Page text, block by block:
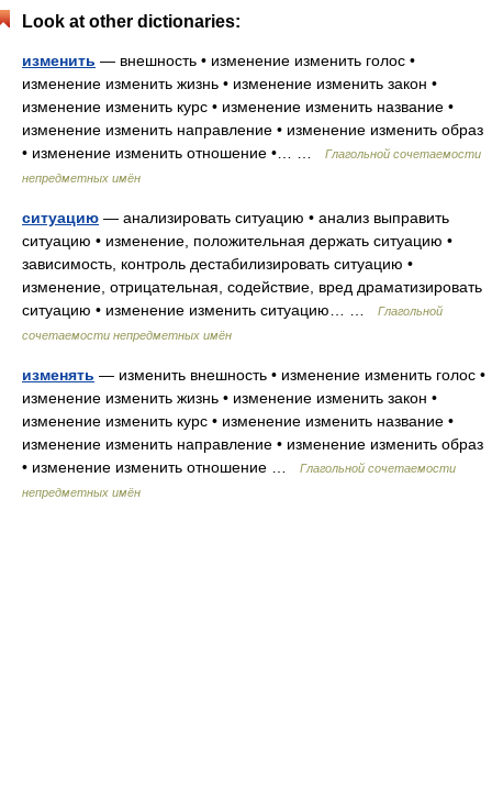
Look at other dictionaries:
изменить — внешность • изменение изменить голос •
изменение изменить жизнь • изменение изменить закон •
изменение изменить курс • изменение изменить название •
изменение изменить направление • изменение изменить образ
• изменение изменить отношение •… …
Глагольной сочетаемости
непредметных имён
ситуацию — анализировать ситуацию • анализ выправить
ситуацию • изменение, положительная держать ситуацию •
зависимость, контроль дестабилизировать ситуацию •
изменение, отрицательная, содействие, вред драматизировать
ситуацию • изменение изменить ситуацию… …
Глагольной
сочетаемости непредметных имён
изменять — изменить внешность • изменение изменить голос •
изменение изменить жизнь • изменение изменить закон •
изменение изменить курс • изменение изменить название •
изменение изменить направление • изменение изменить образ
• изменение изменить отношение …
Глагольной сочетаемости
непредметных имён